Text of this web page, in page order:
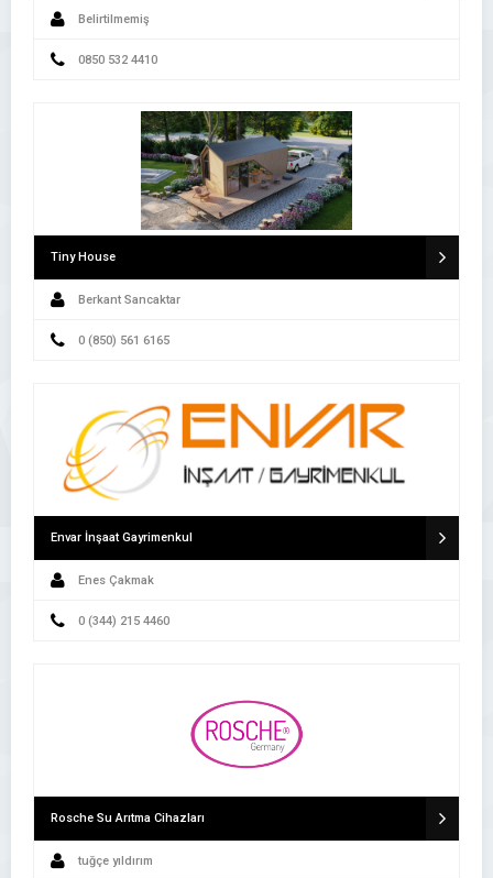
Belirtilmemiş
0850 532 4410
Tiny House
Berkant Sancaktar
0 (850) 561 6165
Envar İnşaat Gayrimenkul
Enes Çakmak
0 (344) 215 4460
Rosche Su Arıtma Cihazları
tuğçe yıldırım